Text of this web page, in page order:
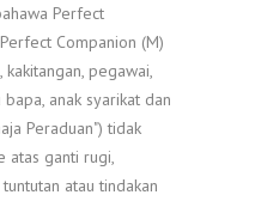
Perfect
Companion (M)
kakitangan, pegawai,
anak syarikat dan
Peraduan") tidak
atas ganti rugi,
atau tindakan